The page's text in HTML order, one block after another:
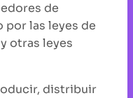
de
las leyes de
otras leyes
distribuir